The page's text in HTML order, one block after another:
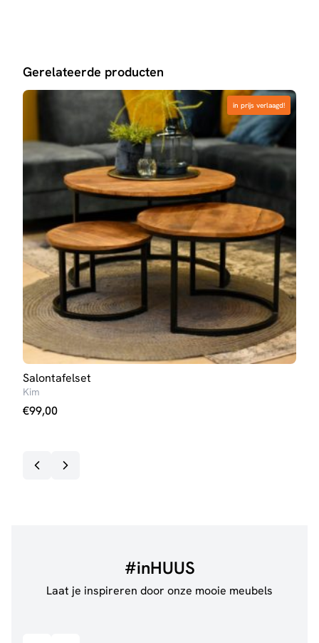
Gerelateerde producten
in prijs verlaagd!
in prijs verlaagd!
Salontafelset
Kim
€99,00
#inHUUS
Laat je inspireren door onze mooie meubels